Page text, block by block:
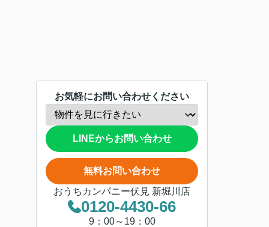
お気軽にお問い合わせください
LINEからお問い合わせ
無料お問い合わせ
おうちカンパニー伏見 新堀川店
0120-4430-66
9：00～19：00